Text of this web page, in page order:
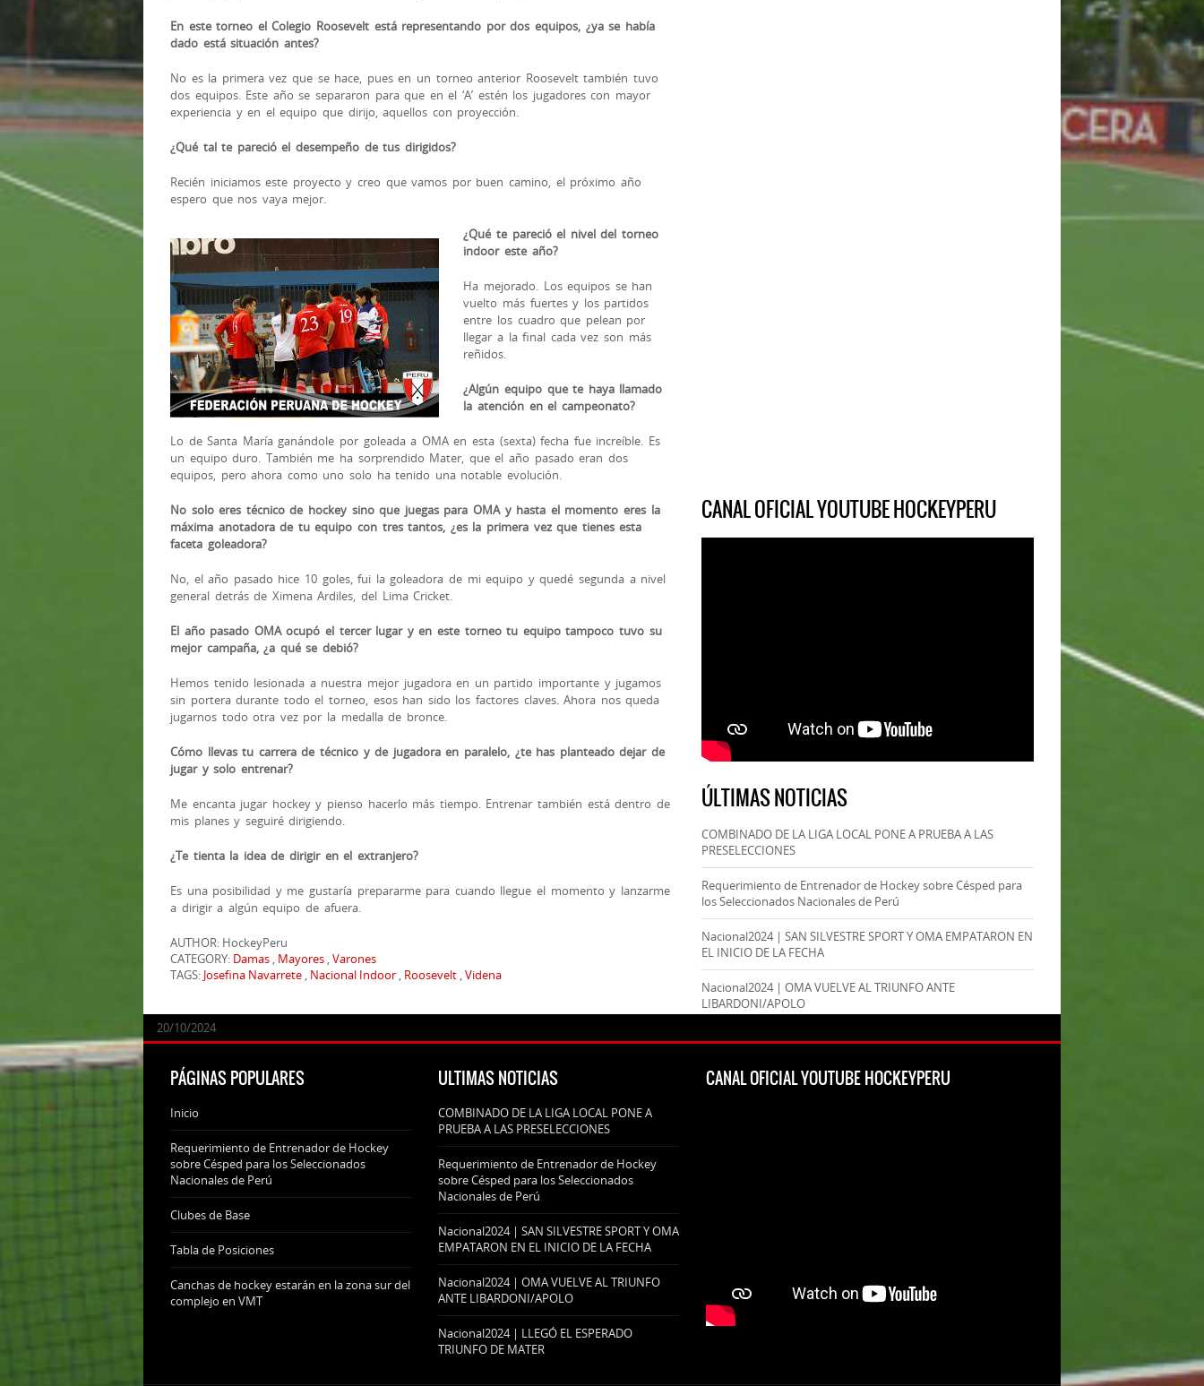
En este torneo el Colegio Roosevelt está representando por dos equipos, ¿ya se había
dado está situación antes?
No es la primera vez que se hace, pues en un torneo anterior Roosevelt también tuvo
dos equipos. Este año se separaron para que en el ‘A’ estén los jugadores con mayor
experiencia y en el equipo que dirijo, aquellos con proyección.
¿Qué tal te pareció el desempeño de tus dirigidos?
Recién iniciamos este proyecto y creo que vamos por buen camino, el próximo año
espero que nos vaya mejor.
¿Qué te pareció el nivel del torneo
indoor este año?
Ha mejorado. Los equipos se han
vuelto más fuertes y los partidos
entre los cuadro que pelean por
llegar a la final cada vez son más
reñidos.
¿Algún equipo que te haya llamado
la atención en el campeonato?
Lo de Santa María ganándole por goleada a OMA en esta (sexta) fecha fue increíble. Es
un equipo duro. También me ha sorprendido Mater, que el año pasado eran dos
equipos, pero ahora como uno solo ha tenido una notable evolución.
No solo eres técnico de hockey sino que juegas para OMA y hasta el momento eres la
máxima anotadora de tu equipo con tres tantos, ¿es la primera vez que tienes esta
faceta goleadora?
No, el año pasado hice 10 goles, fui la goleadora de mi equipo y quedé segunda a nivel
general detrás de Ximena Ardiles, del Lima Cricket.
El año pasado OMA ocupó el tercer lugar y en este torneo tu equipo tampoco tuvo su
mejor campaña, ¿a qué se debió?
Hemos tenido lesionada a nuestra mejor jugadora en un partido importante y jugamos
sin portera durante todo el torneo, esos han sido los factores claves. Ahora nos queda
jugarnos todo otra vez por la medalla de bronce.
Cómo llevas tu carrera de técnico y de jugadora en paralelo, ¿te has planteado dejar de
jugar y solo entrenar?
Me encanta jugar hockey y pienso hacerlo más tiempo. Entrenar también está dentro de
mis planes y seguiré dirigiendo.
¿Te tienta la idea de dirigir en el extranjero?
Es una posibilidad y me gustaría prepararme para cuando llegue el momento y lanzarme
a dirigir a algún equipo de afuera.
AUTHOR: HockeyPeru
CATEGORY: Damas , Mayores ,Varones
TAGS: Josefina Navarrete , Nacional Indoor , Roosevelt ,Videna
CANAL OFICIAL YOUTUBE HOCKEYPERU
ÚLTIMAS NOTICIAS
COMBINADO DE LA LIGA LOCAL PONE A PRUEBA A LAS
PRESELECCIONES
24/09/2025
Requerimiento de Entrenador de Hockey sobre Césped para
los Seleccionados Nacionales de Perú
07/11/2024
Nacional2024 | SAN SILVESTRE SPORT Y OMA EMPATARON EN
EL INICIO DE LA FECHA
20/10/2024
Nacional2024 | OMA VUELVE AL TRIUNFO ANTE
LIBARDONI/APOLO
20/10/2024
PÁGINAS POPULARES
Inicio
Requerimiento de Entrenador de Hockey
sobre Césped para los Seleccionados
Nacionales de Perú
Clubes de Base
Tabla de Posiciones
Canchas de hockey estarán en la zona sur del
complejo en VMT
ULTIMAS NOTICIAS
COMBINADO DE LA LIGA LOCAL PONE A
PRUEBA A LAS PRESELECCIONES
Requerimiento de Entrenador de Hockey
sobre Césped para los Seleccionados
Nacionales de Perú
Nacional2024 | SAN SILVESTRE SPORT Y OMA
EMPATARON EN EL INICIO DE LA FECHA
Nacional2024 | OMA VUELVE AL TRIUNFO
ANTE LIBARDONI/APOLO
Nacional2024 | LLEGÓ EL ESPERADO
TRIUNFO DE MATER
CANAL OFICIAL YOUTUBE HOCKEYPERU